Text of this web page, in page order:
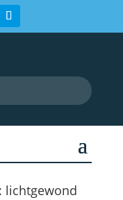
lichtgewond